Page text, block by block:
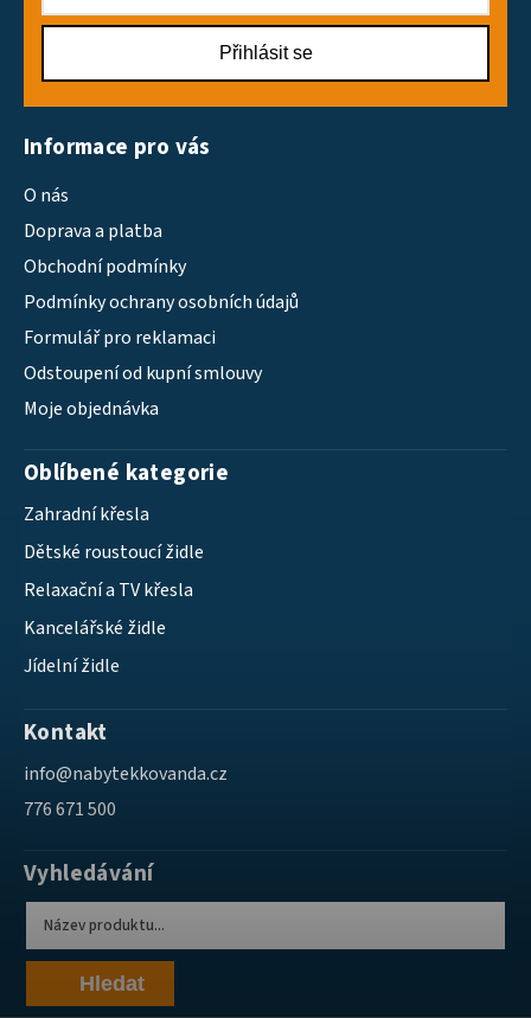
Přihlásit se
Informace pro vás
O nás
Doprava a platba
Obchodní podmínky
Podmínky ochrany osobních údajů
Formulář pro reklamaci
Odstoupení od kupní smlouvy
Moje objednávka
Oblíbené kategorie
Zahradní křesla
Dětské roustoucí židle
Relaxační a TV křesla
Kancelářské židle
Jídelní židle
Kontakt
info@nabytekkovanda.cz
776 671 500
Vyhledávání
Hledat